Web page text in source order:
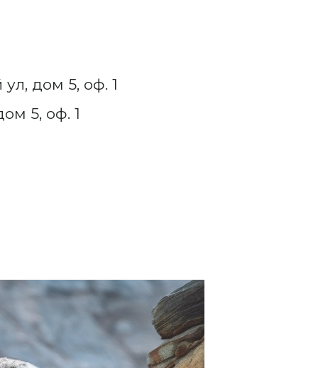
дом 5, оф. 1
5, оф. 1